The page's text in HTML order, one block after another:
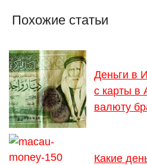
Похожие статьи
Деньги в
с карты в
валюту
Какие